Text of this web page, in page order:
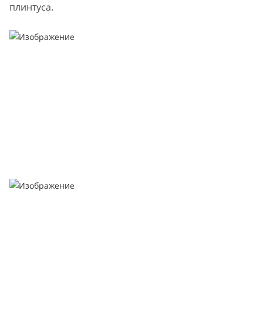
плинтуса.